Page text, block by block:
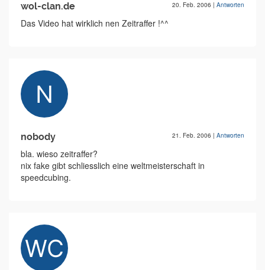
wol-clan.de 20. Feb. 2006 | Antworten
Das Video hat wirklich nen Zeitraffer !^^
nobody 21. Feb. 2006 | Antworten
bla. wieso zeitraffer?
nix fake gibt schliesslich eine weltmeisterschaft in
speedcubing.